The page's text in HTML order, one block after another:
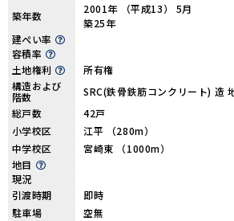
築年数
2001年 （平成13） 5月
築25年
建ぺい率
容積率
土地権利
所有権
構造および
階数
SRC(鉄骨鉄筋コンクリート) 造
総戸数
42戸
小学校区
江平 （280m）
中学校区
宮崎東 （1000m）
地目
現況
引渡時期
即時
駐車場
空無